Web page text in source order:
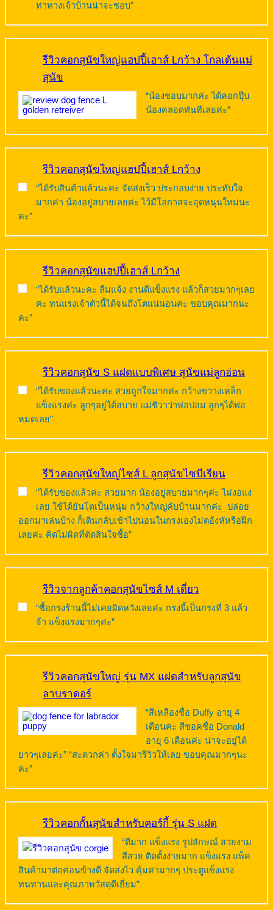
ท่าทางเจ้าบ้านน่าจะชอบ”
รีวิวคอกสุนัขใหญ่แฮปปี้เฮาส์ Lกว้าง โกลเด้นแม่
สุนัข
“น้องชอบมากค่ะ ได้คอกปุ๊บ
น้องคลอดทันทีเลยค่ะ”
รีวิวคอกสุนัขใหญ่แฮปปี้เฮาส์ Lกว้าง
“ได้รับสินค้าแล้วนะคะ จัดส่งเร็ว ประกอบง่าย ประทับใจ
มากค่า น้องอยู่สบายเลยค่ะ ไว้มีโอกาสจะอุดหนุนใหม่นะ
คะ”
รีวิวคอกสุนัขแฮปปี้เฮาส์ Lกว้าง
“ได้รับแล้วนะคะ ลืมแจ้ง งานดีแข็งแรง แล้วก็สวยมากๆเลย
ค่ะ ทนแรงเจ้าตัวนี้ได้จนถึงโตแน่นอนค่ะ ขอบคุณมากนะ
คะ”
รีวิวคอกสุนัข S แฝดแบบพิเศษ สุนัขแม่ลูกอ่อน
“ได้รับของแล้วนะคะ สวยถูกใจมากค่ะ กว้างขวางเหล็ก
แข็งแรงค่ะ ลูกๆอยู่ได้สบาย แม่ชิวาว่าพ่อปอม ลูกๆได้พ่อ
หมดเลย”
รีวิวคอกสุนัขใหญ่ไซส์ L ลูกสุนัขไซบีเรียน
“ได้รับของแล้วค่ะ สวยมาก น้องอยู่สบายมากๆค่ะ ไม่งอแง
เลย ใช้ได้ยันโตเป็นหนุ่ม กว้างใหญ่คับบ้านมากค่ะ ปล่อย
ออกมาเล่นบ้าง ก็เดินกลับเข้าไปนอนในกรงเองไม่ตอ้งหัหรือฝึก
เลยค่ะ คิดไม่ผิดที่ตัดสินใจซื้อ”
รีวิวจากลูกค้าคอกสุนัขไซส์ M เดี่ยว
“ซื้อกรงร้านนี้ไม่เคยผิดหวังเลยค่ะ กรงนี้เป็นกรงที่ 3 แล้ว
จ้า แข็งแรงมากๆค่ะ”
รีวิวคอกสุนัขใหญ่ รุ่น MX แฝดสำหรับลูกสุนัข
ลาบราดอร์
“สีเหลืองชื่อ Duffy อายุ 4
เดือนค่ะ สีชอคชื่อ Donald
อายุ 6 เดือนค่ะ น่าจะอยู่ได้
ยาวๆเลยค่ะ” “สะดวกค่า ตั้งใจมารีวิวให้เลย ขอบคุณมากๆนะ
คะ”
รีวิวคอกกั้นสุนัขสำหรับคอร์กี้ รุ่น S แฝด
“ดีมาก แข็งแรง รูปลักษณ์ สวยงาม
สีสวย ติดตั้งง่ายมาก แข็งแรง แพ็ค
สินค้ามาต่อค่อนข้างดี จัดส่งไว คุ้มค่ามากๆ ประตูแข็งแรง
ทนทานและคุณภาพวัสดุดีเยี่ยม”